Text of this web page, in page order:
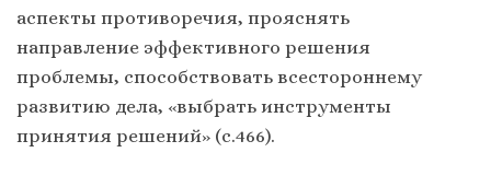
аспекты противоречия, прояснять
направление эффективного решения
проблемы, способствовать всестороннему
развитию дела, «выбрать инструменты
принятия решений» (с.466).